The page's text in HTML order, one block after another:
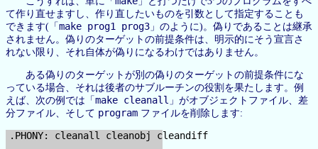
て作り直せますし、作り直したいものを引数として指定することも
できます(「 make prog1 prog3 」のように)。偽りであることは継承
されません。偽りのターゲットの前提条件は、明示的にそう宣言さ
れない限り、それ自体が偽りになるわけではありません。
ある偽りのターゲットが別の偽りのターゲットの前提条件にな
っている場合、それは後者のサブルーチンの役割を果たします。例
えば、次の例では「 make cleanall 」がオブジェクトファイル、差
分ファイル、そして program ファイルを削除します:
.PHONY: cleanall cleanobj cleandiff